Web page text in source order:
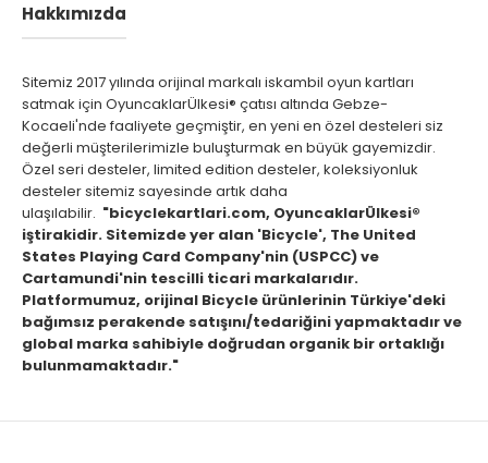
Hakkımızda
Sitemiz 2017 yılında orijinal markalı iskambil oyun kartları
satmak için OyuncaklarÜlkesi® çatısı altında Gebze-
Kocaeli'nde faaliyete geçmiştir, en yeni en özel desteleri siz
değerli müşterilerimizle buluşturmak en büyük gayemizdir.
Özel seri desteler, limited edition desteler, koleksiyonluk
desteler sitemiz sayesinde artık daha
ulaşılabilir. "bicyclekartlari.com, OyuncaklarÜlkesi®
iştirakidir. Sitemizde yer alan 'Bicycle', The United
States Playing Card Company'nin (USPCC) ve
Cartamundi'nin tescilli ticari markalarıdır.
Platformumuz, orijinal Bicycle ürünlerinin Türkiye'deki
bağımsız perakende satışını/tedariğini yapmaktadır ve
global marka sahibiyle doğrudan organik bir ortaklığı
bulunmamaktadır."